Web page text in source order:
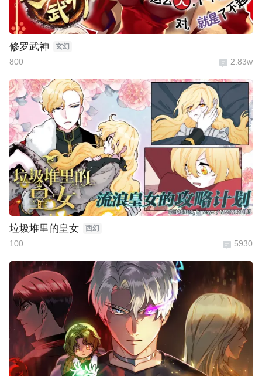
修罗武神 玄幻
800 2.83w
垃圾堆里的皇女 西幻
100 5930